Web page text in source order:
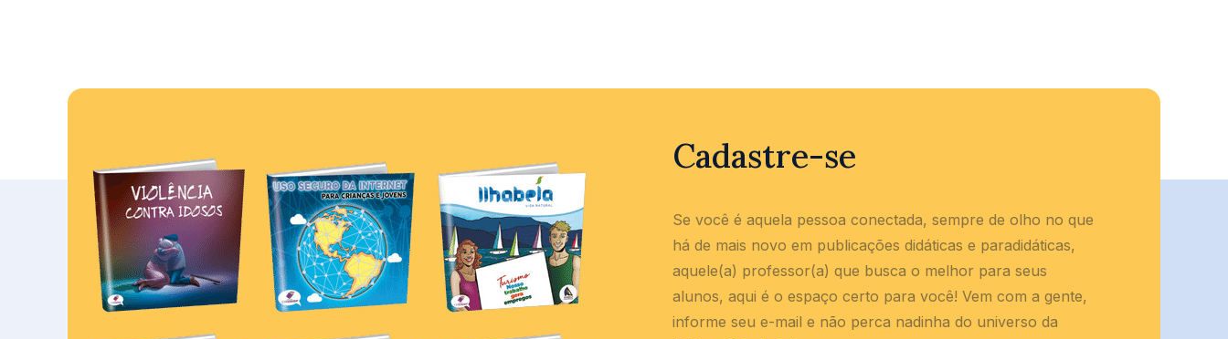
Cadastre-se
Se você é aquela pessoa conectada, sempre de olho no que
há de mais novo em publicações didáticas e paradidáticas,
aquele(a) professor(a) que busca o melhor para seus
alunos, aqui é o espaço certo para você! Vem com a gente,
informe seu e-mail e não perca nadinha do universo da